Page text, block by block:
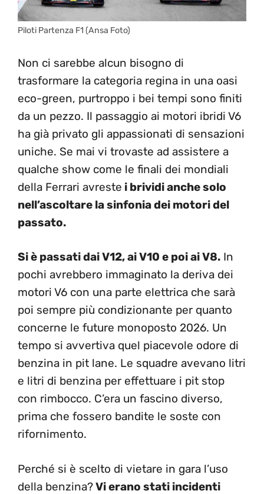
Piloti Partenza F1 (Ansa Foto)
Non ci sarebbe alcun bisogno di
trasformare la categoria regina in una oasi
eco-green, purtroppo i bei tempi sono finiti
da un pezzo. Il passaggio ai motori ibridi V6
ha già privato gli appassionati di sensazioni
uniche. Se mai vi trovaste ad assistere a
qualche show come le finali dei mondiali
della Ferrari avreste i brividi anche solo
nell’ascoltare la sinfonia dei motori del
passato.
Si è passati dai V12, ai V10 e poi ai V8. In
pochi avrebbero immaginato la deriva dei
motori V6 con una parte elettrica che sarà
poi sempre più condizionante per quanto
concerne le future monoposto 2026. Un
tempo si avvertiva quel piacevole odore di
benzina in pit lane. Le squadre avevano litri
e litri di benzina per effettuare i pit stop
con rimbocco. C’era un fascino diverso,
prima che fossero bandite le soste con
rifornimento.
Perché si è scelto di vietare in gara l’uso
della benzina?Vi erano stati incidenti